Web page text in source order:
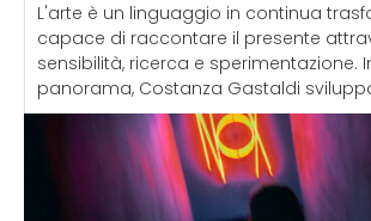
L'arte è un linguaggio in continua
capace di raccontare il presente
sensibilità, ricerca e sperimentazione.
panorama, Costanza Gastaldi